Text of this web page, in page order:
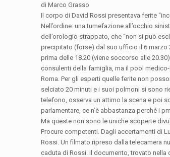
di Marco Grasso
Il corpo di David Rossi presentava ferite
Nell’ordine: una tumefazione all’occhio
dell’orologio strappato, che “non si può
precipitato (forse) dal suo ufficio il 6 marzo
prima delle 18.20 (viene soccorso alle
consulenti della famiglia, ma il pool
Roma. Per gli esperti quelle ferite non
selciato 20 minuti e i suoi polmoni si sono
telefono, osserva un attimo la scena e poi
parlamentare, ce n’è abbastanza perché i
Ma queste non sono le uniche scoperte
Procure competenti. Dagli accertamenti di
Rossi. Un filmato ripreso dalla telecamera
caduta di Rossi. Il documento, trovato